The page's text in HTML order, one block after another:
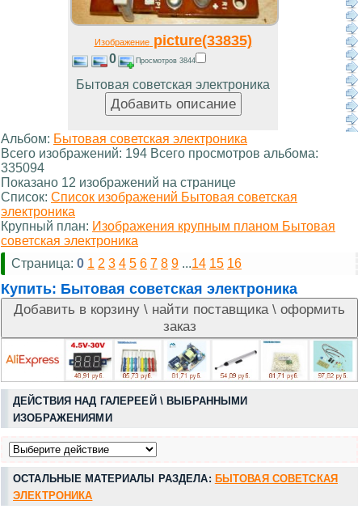
Изображениеpicture(33835)
0 Просмотров 3844
Бытовая советская электроника
Альбом: Бытовая советская электроника
Всего изображений: 194 Всего просмотров альбома:
335094
Показано 12 изображений на странице
Список: Список изображений Бытовая советская
электроника
Крупный план: Изображения крупным планом Бытовая
советская электроника
Страница: 0 1 2 3 4 5 6 7 8 9 ...14 15 16
Купить: Бытовая советская электроника
ДЕЙСТВИЯ НАД ГАЛЕРЕЕЙ \ ВЫБРАННЫМИ
ИЗОБРАЖЕНИЯМИ
ОСТАЛЬНЫЕ МАТЕРИАЛЫ РАЗДЕЛА: БЫТОВАЯ СОВЕТСКАЯ
ЭЛЕКТРОНИКА